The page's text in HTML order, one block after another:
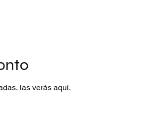
las verás aquí.